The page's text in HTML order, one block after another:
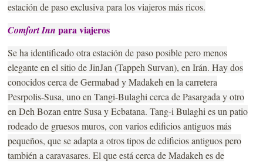
estación de paso exclusiva para los viajeros más ricos.
Comfort Inn para viajeros
Se ha identificado otra estación de paso posible pero menos
elegante en el sitio de JinJan (Tappeh Survan), en Irán. Hay dos
conocidos cerca de Germabad y Madakeh en la carretera
Pesrpolis-Susa, uno en Tangi-Bulaghi cerca de Pasargada y otro
en Deh Bozan entre Susa y Ecbatana. Tang-i Bulaghi es un patio
rodeado de gruesos muros, con varios edificios antiguos más
pequeños, que se adapta a otros tipos de edificios antiguos pero
también a caravasares. El que está cerca de Madakeh es de